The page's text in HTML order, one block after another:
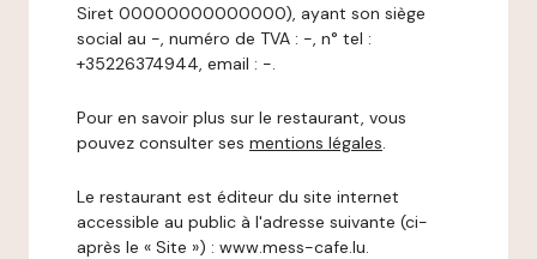
Siret 00000000000000), ayant son siège
social au -, numéro de TVA : -, n° tel :
+35226374944, email : -.
Pour en savoir plus sur le restaurant, vous
pouvez consulter ses mentions légales.
Le restaurant est éditeur du site internet
accessible au public à l'adresse suivante (ci-
après le « Site ») : www.mess-cafe.lu.